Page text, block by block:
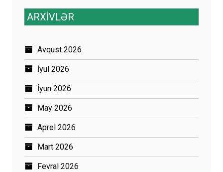
ARXİVLƏR
Avqust 2026
İyul 2026
İyun 2026
May 2026
Aprel 2026
Mart 2026
Fevral 2026